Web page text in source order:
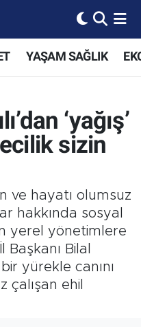
YAŞAM SAĞLIK
‘yağış’
sizin
ve hayatı olumsuz
hakkında sosyal
yerel yönetimlere
Bilal
yürekle canını
çalışan ehil